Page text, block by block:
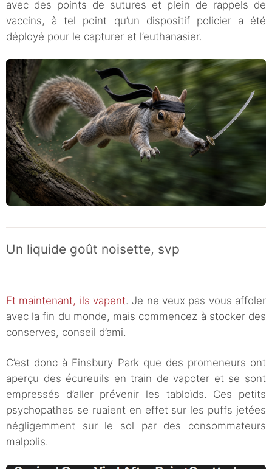
avec des points de sutures et plein de rappels de
vaccins, à tel point qu’un dispositif policier a été
déployé pour le capturer et l’euthanasier.
Un liquide goût noisette, svp
Et maintenant, ils vapent. Je ne veux pas vous affoler
avec la fin du monde, mais commencez à stocker des
conserves, conseil d’ami.
C’est donc à Finsbury Park que des promeneurs ont
aperçu des écureuils en train de vapoter et se sont
empressés d’aller prévenir les tabloïds. Ces petits
psychopathes se ruaient en effet sur les puffs jetées
négligemment sur le sol par des consommateurs
malpolis.